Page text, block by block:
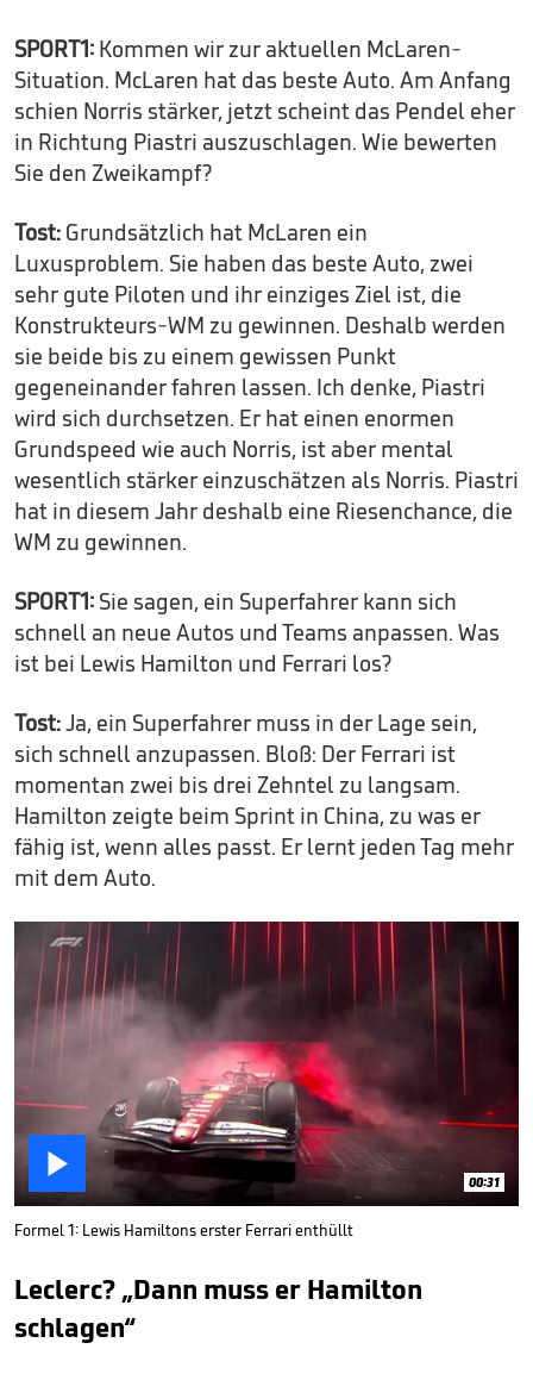
SPORT1: Kommen wir zur aktuellen McLaren-
Situation. McLaren hat das beste Auto. Am Anfang
schien Norris stärker, jetzt scheint das Pendel eher
in Richtung Piastri auszuschlagen. Wie bewerten
Sie den Zweikampf?
Tost: Grundsätzlich hat McLaren ein
Luxusproblem. Sie haben das beste Auto, zwei
sehr gute Piloten und ihr einziges Ziel ist, die
Konstrukteurs-WM zu gewinnen. Deshalb werden
sie beide bis zu einem gewissen Punkt
gegeneinander fahren lassen. Ich denke, Piastri
wird sich durchsetzen. Er hat einen enormen
Grundspeed wie auch Norris, ist aber mental
wesentlich stärker einzuschätzen als Norris. Piastri
hat in diesem Jahr deshalb eine Riesenchance, die
WM zu gewinnen.
SPORT1: Sie sagen, ein Superfahrer kann sich
schnell an neue Autos und Teams anpassen. Was
ist bei Lewis Hamilton und Ferrari los?
Tost:Ja, ein Superfahrer muss in der Lage sein,
sich schnell anzupassen. Bloß: Der Ferrari ist
momentan zwei bis drei Zehntel zu langsam.
Hamilton zeigte beim Sprint in China, zu was er
fähig ist, wenn alles passt. Er lernt jeden Tag mehr
mit dem Auto.
 00:31
Formel 1: Lewis Hamiltons erster Ferrari enthüllt
Leclerc? „Dann muss er Hamilton
schlagen“